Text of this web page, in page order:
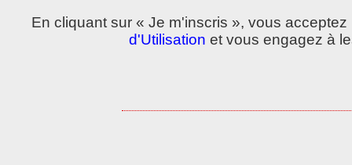
En cliquant sur « Je m'inscris », vous
d'Utilisation et vous engagez à